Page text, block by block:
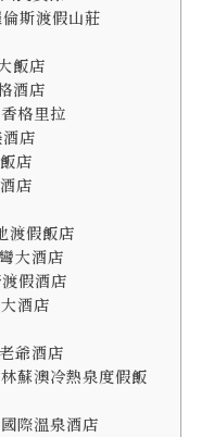
斯渡假山莊
飯店
酒店
格里拉
店
店
店
渡假飯店
大酒店
假酒店
酒店
爺酒店
蘇澳冷熱泉度假飯
際溫泉酒店